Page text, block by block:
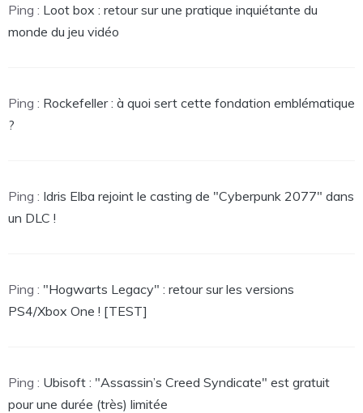
Ping : Loot box : retour sur une pratique inquiétante du
monde du jeu vidéo
Ping : Rockefeller : à quoi sert cette fondation emblématique
?
Ping : Idris Elba rejoint le casting de "Cyberpunk 2077" dans
un DLC !
Ping : "Hogwarts Legacy" : retour sur les versions
PS4/Xbox One ! [TEST]
Ping : Ubisoft : "Assassin’s Creed Syndicate" est gratuit
pour une durée (très) limitée